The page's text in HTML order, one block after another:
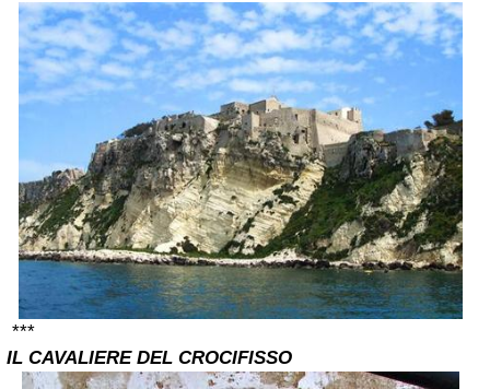
***
IL CAVALIERE DEL CROCIFISSO